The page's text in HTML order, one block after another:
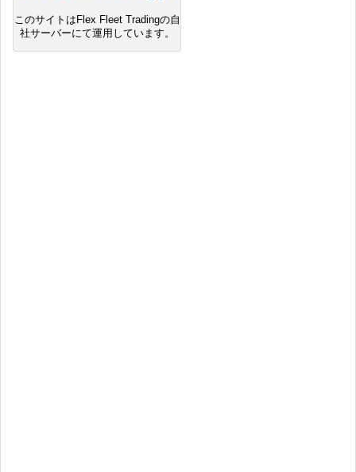
このサイトはFlex Fleet Tradingの自
社サーバーにて運用しています。